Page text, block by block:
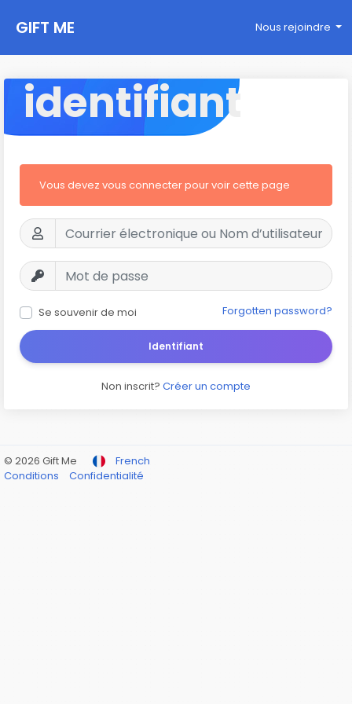
GIFT ME Nous rejoindre
identifiant
Vous devez vous connecter pour voir cette page
Se souvenir de moi Forgotten password?
Identifiant
Non inscrit? Créer un compte
© 2026 Gift Me
French
Conditions
Confidentialité